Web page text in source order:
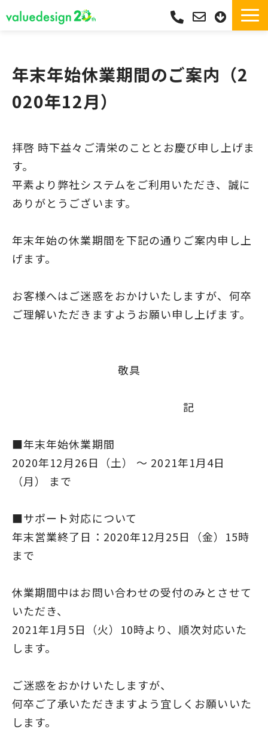
サポート
活用シーン
よくあるご質問
年末年始休業期間のご案内（2
020年12月）
拝啓 時下益々ご清栄のこととお慶び申し上げま
す。
平素より弊社システムをご利用いただき、誠に
ありがとうございます。
年末年始の休業期間を下記の通りご案内申し上
げます。
お客様へはご迷惑をおかけいたしますが、何卒
ご理解いただきますようお願い申し上げます。
敬具
記
■年末年始休業期間
2020年12月26日（土） ～ 2021年1月4日
（月） まで
■サポート対応について
年末営業終了日：2020年12月25日（金）15時
まで
休業期間中はお問い合わせの受付のみとさせて
いただき、
2021年1月5日（火）10時より、順次対応いた
します。
ご迷惑をおかけいたしますが、
何卒ご了承いただきますよう宜しくお願いいた
します。